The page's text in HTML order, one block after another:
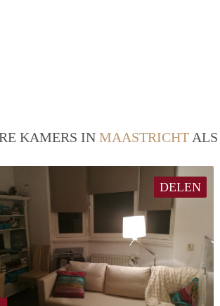
KAMERS IN MAASTRICHT
DELEN